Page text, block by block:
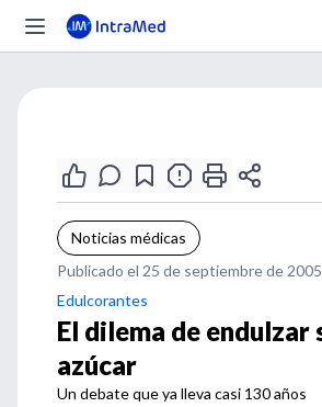
Noticias médicas
Publicado el 25 de septiembre de 2005
Edulcorantes
El dilema de endulzar
azúcar
Un debate que ya lleva casi 130 años